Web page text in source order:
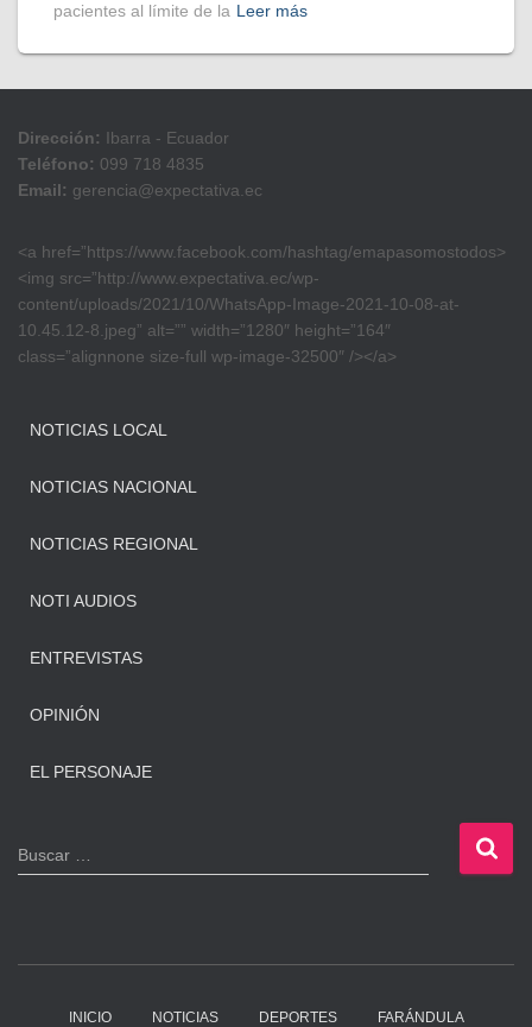
pacientes al límite de la Leer más
Dirección: Ibarra - Ecuador
Teléfono: 099 718 4835
Email: gerencia@expectativa.ec
<a href=”https://www.facebook.com/hashtag/emapasomostodos>
<img src=”http://www.expectativa.ec/wp-
content/uploads/2021/10/WhatsApp-Image-2021-10-08-at-
10.45.12-8.jpeg” alt=”” width=”1280″ height=”164″
class=”alignnone size-full wp-image-32500″ /></a>
NOTICIAS LOCAL
NOTICIAS NACIONAL
NOTICIAS REGIONAL
NOTI AUDIOS
ENTREVISTAS
OPINIÓN
EL PERSONAJE
B
u
Buscar …
INICIO NOTICIAS DEPORTES FARÁNDULA